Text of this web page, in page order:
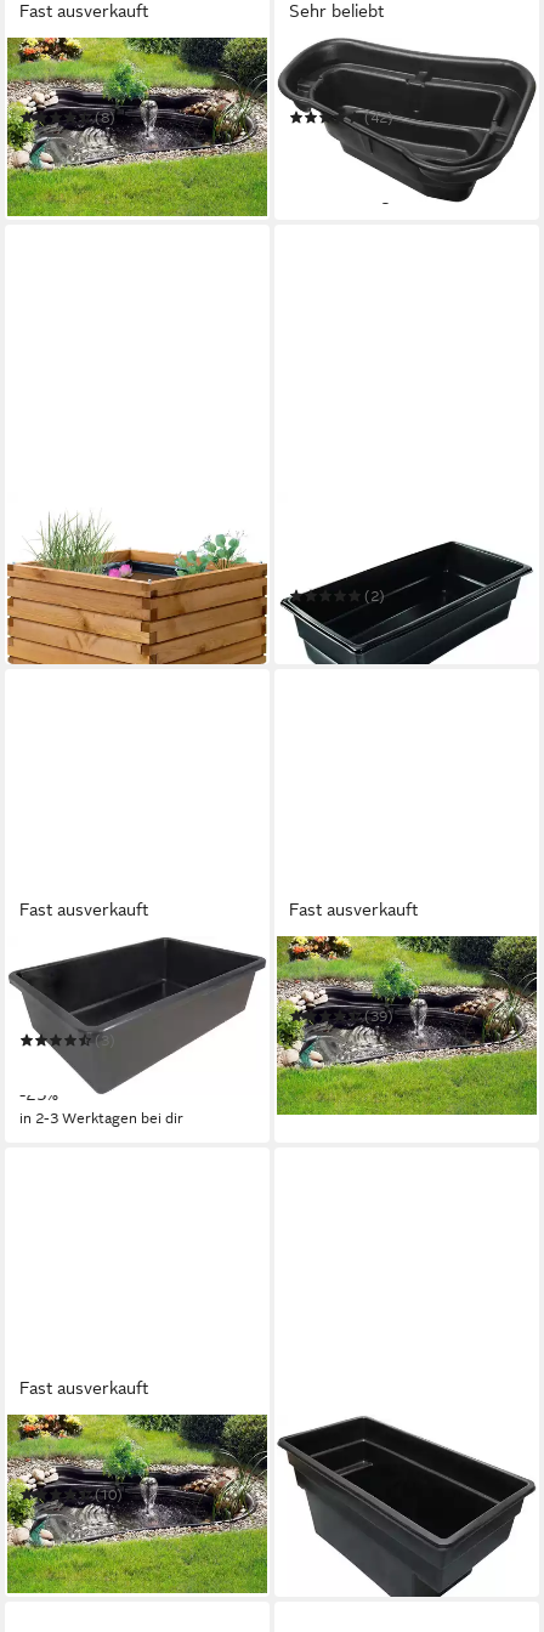
Fast ausverkauft
UBBINK
Fertigteich Start 250
(8)
ab 89,84 € UVP123,95 €
-28%
in 2-3 Werktagen bei dir
Sehr beliebt
UBBINK
Fertigteich START 150
(42)
ab 32,71 € UVP54,95 €
in 5-6 Werktagen bei dir
DOBAR
Hochteich Hochteich "Alea"
inkl. Teichfolie, Kiefer
419,00 €
in 9-11 Werktagen bei dir
Fertigteich Heissner
Terrassen-Teichbecken 380 l
(2)
100,29 €
in 3-4 Werktagen bei dir
Fast ausverkauft
UBBINK
Fertigteich Victoria QUADRO
5
(3)
119,99 € 159,00 €
-25%
in 2-3 Werktagen bei dir
Fast ausverkauft
UBBINK
Fertigteich Start 500
(39)
181,69 € UVP259,00 €
-30%
in 2-3 Werktagen bei dir
Fast ausverkauft
UBBINK
Fertigteich Start 1000
(10)
ab 272,51 € UVP389,00 €
-30%
in 2-3 Werktagen bei dir
UBBINK
Fertigteich QUADRA C2
385,43 € UVP 539,00 €
-28%
lieferbar in 4 Wochen